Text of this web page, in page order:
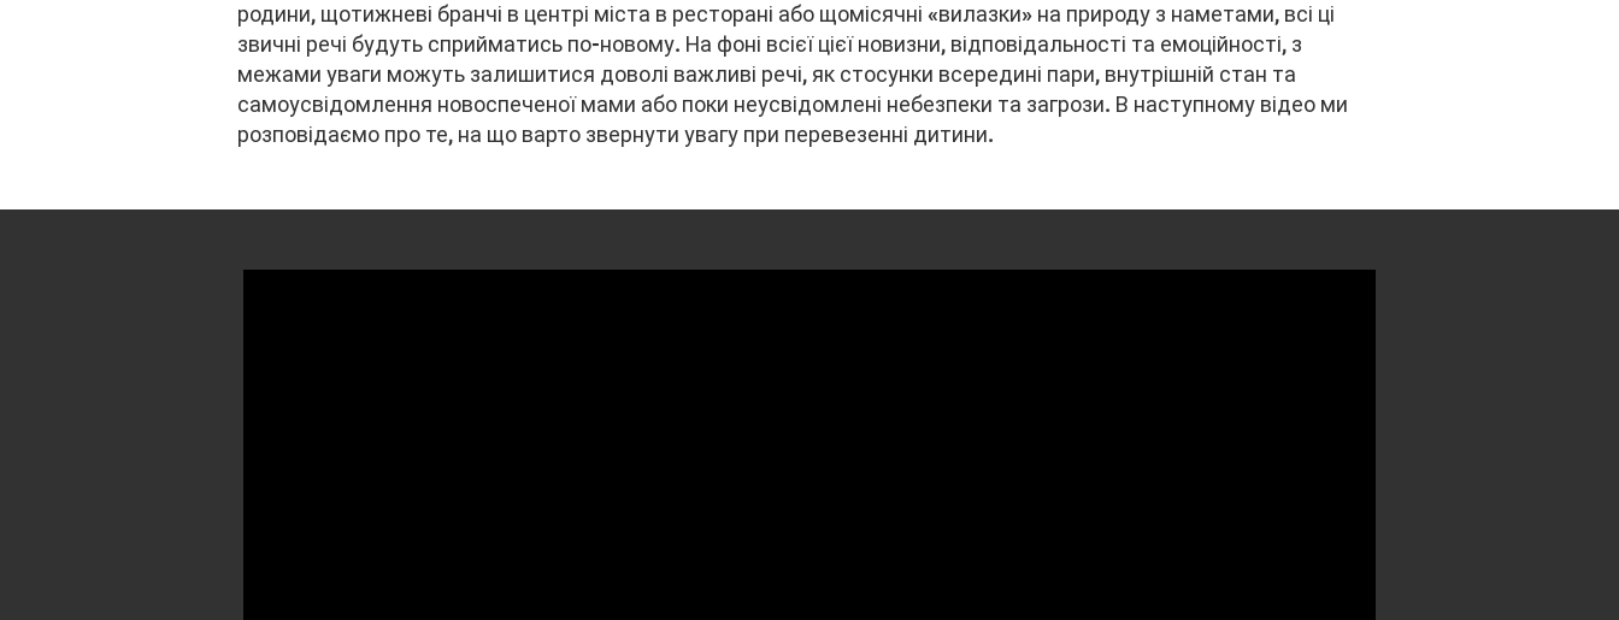
родини, щотижневі бранчі в центрі міста в ресторані або щомісячні «вилазки» на природу з наметами, всі ці
звичні речі будуть сприйматись по-новому. На фоні всієї цієї новизни, відповідальності та емоційності, з
межами уваги можуть залишитися доволі важливі речі, як стосунки всередині пари, внутрішній стан та
самоусвідомлення новоспеченої мами або поки неусвідомлені небезпеки та загрози. В наступному відео ми
розповідаємо про те, на що варто звернути увагу при перевезенні дитини.